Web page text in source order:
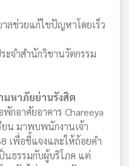
ลช่วยแก้ไขปัญหาโดยเร็ว
ะจำสำนักวิชานวัตกรรม
มหาภัยย่านรังสิต
กอาศัยอาคาร Chareeya
ยน มาพบพนักงานเจ้า
เพื่อชี้แจงและให้ถ้อยคำ
ธรรมกับผู้บริโภค แต่